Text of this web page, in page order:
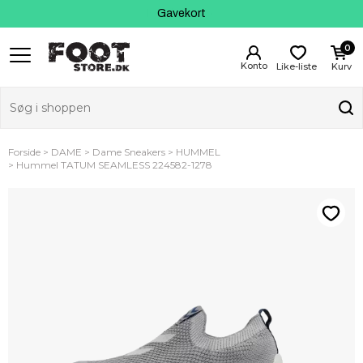
Gavekort
Kundeservice
Kurv
0
Like-liste
Forside DAME Dame Sneakers
HUMMEL
Hummel TATUM SEAMLESS 224582-1278